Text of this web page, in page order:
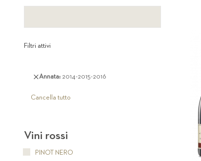
Filtri attivi
Annata 2014-2015-2016
Rimuovi
articolo
Cancella tutto
Vini rossi
PINOT NERO